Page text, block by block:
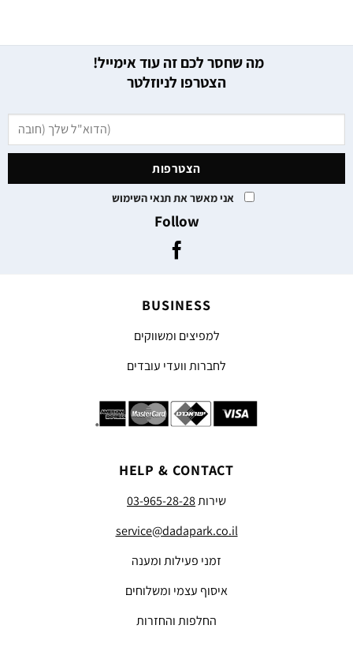
מה שחסר לכם זה עוד אימייל!
הצטרפו לניוזלטר
אני מאשר את תנאי השימוש
Follow
BUSINESS
למפיצים ומשווקים
לחברות וועדי עובדים
HELP & CONTACT
שירות03-965-28-28
service@dadapark.co.il
זמני פעילות ומענה
איסוף עצמי ומשלוחים
החלפות והחזרות